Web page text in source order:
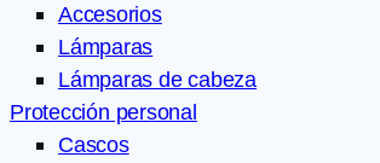
Accesorios
Lámparas
Lámparas de cabeza
Protección personal
Cascos